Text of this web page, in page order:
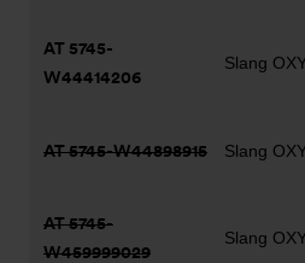
AT 5745-
W44414206
Slang
AT 5745-W44898915 Slang
AT 5745-
W459999029
Slang